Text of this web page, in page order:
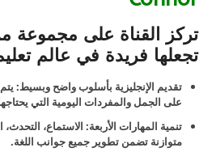
تركز القناة على مجموعة
تجعلها فريدة في عالم تعليم
تقديم الإنجليزية بأسلوب واضح وبسيط:
على الجمل والمفردات اليومية التي
تنمية المهارات الأربعة: الاستماع، التحدث،
متوازنة تضمن تطوير جميع جوانب اللغة.